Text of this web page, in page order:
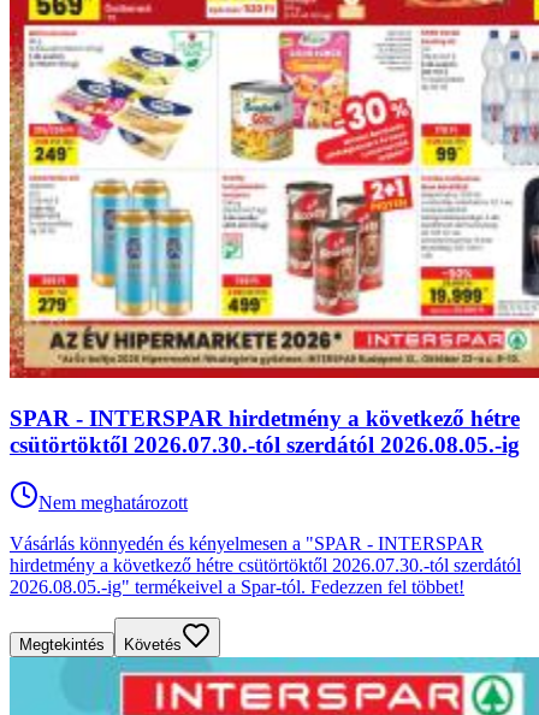
SPAR - INTERSPAR hirdetmény a következő hétre
csütörtöktől 2026.07.30.-tól szerdától 2026.08.05.-ig
Nem meghatározott
Vásárlás könnyedén és kényelmesen a "SPAR - INTERSPAR
hirdetmény a következő hétre csütörtöktől 2026.07.30.-tól szerdától
2026.08.05.-ig" termékeivel a Spar-tól. Fedezzen fel többet!
Megtekintés Követés